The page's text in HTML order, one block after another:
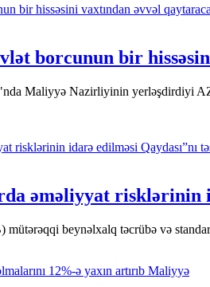
borcunun bir
Maliyyə Nazirliyinin yerləşdirdiyi
əməliyyat risklərinin
beynəlxalq təcrübə və
Maliyyə